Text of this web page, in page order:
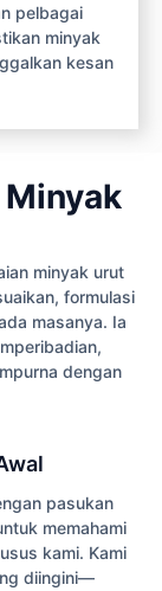
pelbagai
minyak
kesan
minyak urut
formulasi
masanya. Ia
dengan
pasukan
memahami
kami. Kami
diingini—